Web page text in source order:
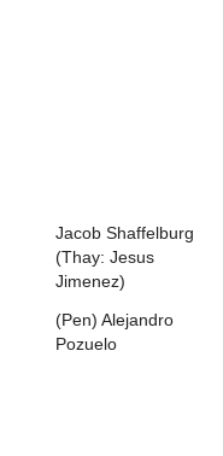
Jacob Shaffelburg
(Thay: Jesus
Jimenez)
(Pen) Alejandro
Pozuelo